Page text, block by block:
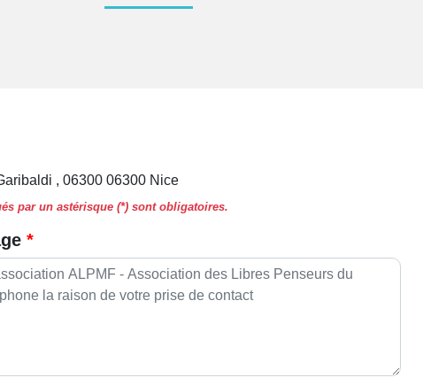
, 06300 06300 Nice
par un astérisque (*) sont obligatoires.